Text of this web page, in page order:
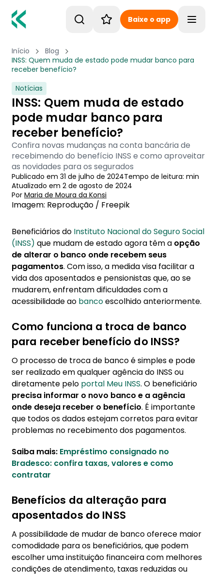
Baixe o app
Início
Blog
INSS: Quem muda de estado pode mudar banco para
receber benefício?
Notícias
INSS: Quem muda de estado
pode mudar banco para
receber benefício?
Confira novas mudanças na conta bancária de
recebimendo do benefício INSS e como aproveitar
as novidades para os segurados
Publicado em 31 de julho de 2024Tempo de leitura: min
Atualizado em 2 de agosto de 2024
Por Maria de Moura da Konsi
Imagem: Reprodução / Freepik
Beneficiários do Instituto Nacional do Seguro Social
(INSS) que mudam de estado agora têm a opção
de alterar o banco onde recebem seus
pagamentos. Com isso, a medida visa facilitar a
vida dos aposentados e pensionistas que, ao se
mudarem, enfrentam dificuldades com a
acessibilidade ao bancoescolhido anteriormente.
Como funciona a troca de banco
para receber benefício do INSS?
O processo de troca de banco é simples e pode
ser realizado em qualquer agência do INSS ou
diretamente pelo portal Meu INSS. O beneficiário
precisa informar o novo banco e a agência
onde deseja receber o benefício. É importante
que todos os dados estejam corretos para evitar
problemas no recebimento dos pagamentos.
Saiba mais: Empréstimo consignado no
Bradesco: confira taxas, valores e como
contratar
Benefícios da alteração para
aposentados do INSS
A possibilidade de mudar de banco oferece maior
comodidade para os beneficiários, que podem
escolher uma instituição financeira com melhores
condições de atendimento, taxas reduzidas ou